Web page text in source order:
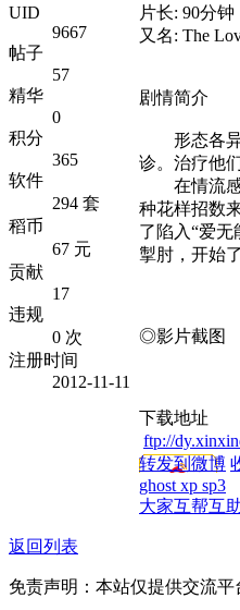
UID
9667
帖子
57
精华
0
积分
365
软件
294 套
稻币
67 元
贡献
17
违规
0 次
注册时间
2012-11-11
片长: 90分钟
又名: The
剧情简介
形态各异
诊。治疗他
在情流感
种花样招数
了陷入“爱
掣肘，开始
◎影片截图
下载地址
ftp://
转发到微博
ghost xp sp3
大家互帮互
返回列表
免责声明：本站仅提供交流